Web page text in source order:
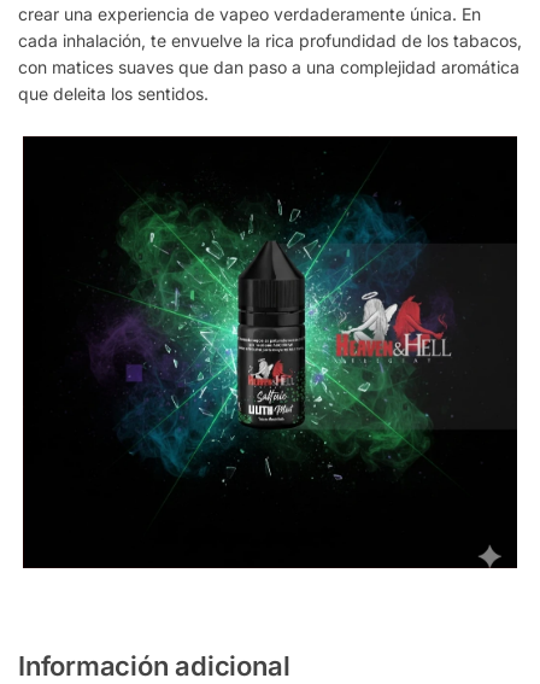
crear una experiencia de vapeo verdaderamente única. En
cada inhalación, te envuelve la rica profundidad de los tabacos,
con matices suaves que dan paso a una complejidad aromática
que deleita los sentidos.
Información adicional